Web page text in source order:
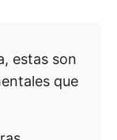
estas son
que